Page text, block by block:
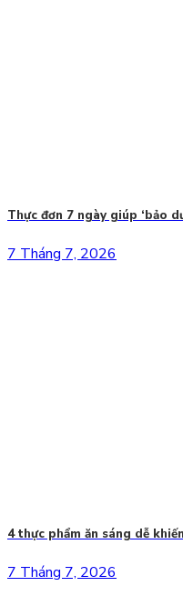
Thực đơn 7 ngày giúp ‘bảo
7 Tháng 7, 2026
4 thực phẩm ăn sáng dễ
7 Tháng 7, 2026